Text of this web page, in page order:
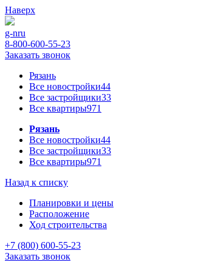
Наверх
g-nru
8-800-600-55-23
Заказать звонок
Рязань
Все новостройки44
Все застройщики33
Все квартиры971
Рязань
Все новостройки44
Все застройщики33
Все квартиры971
Назад к списку
Планировки и цены
Расположение
Ход строительства
+7 (800) 600-55-23
Заказать звонок